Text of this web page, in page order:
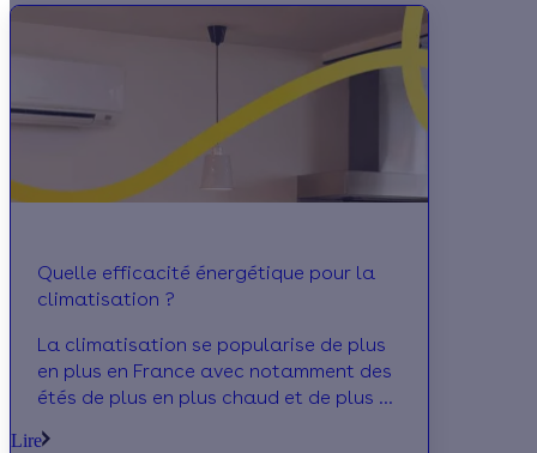
Quelle efficacité énergétique pour la
climatisation ?
La climatisation se popularise de plus
en plus en France avec notamment des
étés de plus en plus chaud et de plus en
Lire